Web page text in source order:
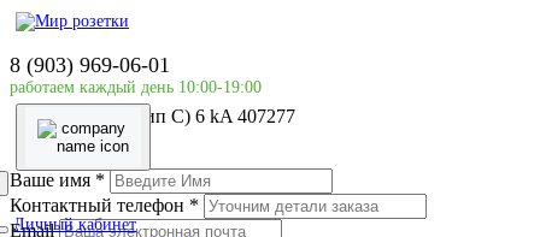
8 (903) 969-06-01
работаем каждый день 10:00-19:00
Личный кабинет
Главная страница
LEGRAND
Автоматический выключатель Legrand DX3 2 фазы
16A 2М (Тип C) 6 kA 407277
Ваше имя *
Контактный телефон *
Email